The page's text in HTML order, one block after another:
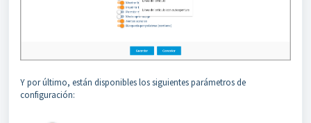
Y por último, están disponibles los siguientes parámetros de
configuración: